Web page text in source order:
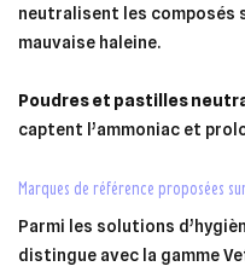
neutralisent les composés
mauvaise haleine.
Poudres et pastilles
captent l’ammoniac et
marques de référence proposées
Parmi les solutions
distingue avec la gamme